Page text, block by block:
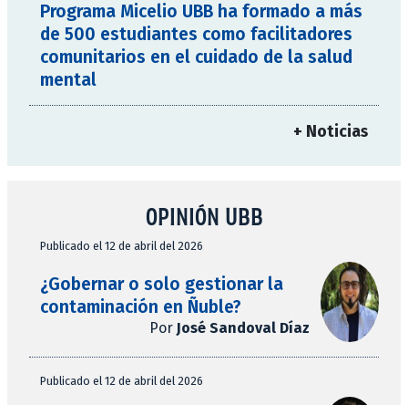
Programa Micelio UBB ha formado a más
de 500 estudiantes como facilitadores
comunitarios en el cuidado de la salud
mental
+ Noticias
OPINIÓN UBB
Publicado el 12 de abril del 2026
¿Gobernar o solo gestionar la
contaminación en Ñuble?
Por José Sandoval Díaz
Publicado el 12 de abril del 2026